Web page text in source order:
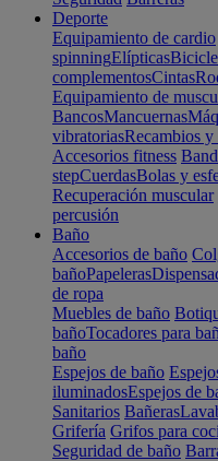
Deporte
Equipamiento de cardio
spinningElípticas
complementosCintas
Equipamiento de
BancosMancuernas
vibratoriasRecambios y
Accesorios fitness
stepCuerdasBolas y
Recuperación muscular
percusión
Baño
Accesorios de baño
bañoPapeleras
de ropa
Muebles de baño
bañoTocadores para
baño
Espejos de baño
iluminadosEspejos de
Sanitarios Bañeras
Grifería Grifos para
Seguridad de baño